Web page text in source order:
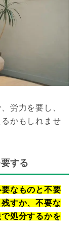
労力を要し、
かもしれませ
する
要なものと不要
すか、不要な
処分するかを